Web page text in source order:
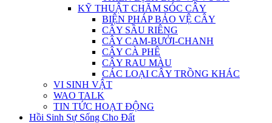
KỸ THUẬT CHĂM SÓC CÂY
BIỆN PHÁP BẢO VỆ CÂY
CÂY SẦU RIÊNG
CÂY CAM-BƯỞI-CHANH
CÂY CÀ PHÊ
CÂY RAU MÀU
CÁC LOẠI CÂY TRỒNG KHÁC
VI SINH VẬT
WAO TALK
TIN TỨC HOẠT ĐỘNG
Hồi Sinh Sự Sống Cho Đất